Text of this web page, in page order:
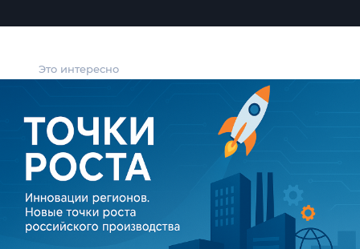
Это интересно